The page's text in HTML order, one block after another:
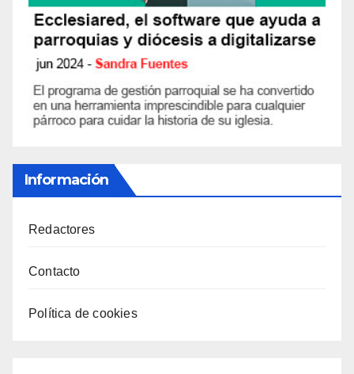
Información
Redactores
Contacto
Política de cookies